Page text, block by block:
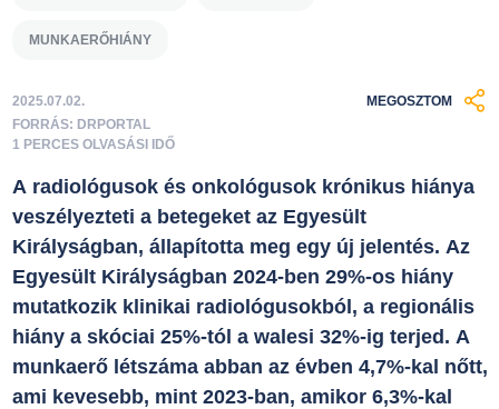
MUNKAERŐHIÁNY
2025.07.02.
FORRÁS: DRPORTAL
1 PERCES OLVASÁSI IDŐ
MEGOSZTOM
A radiológusok és onkológusok krónikus hiánya
veszélyezteti a betegeket az Egyesült
Királyságban, állapította meg egy új jelentés. Az
Egyesült Királyságban 2024-ben 29%-os hiány
mutatkozik klinikai radiológusokból, a regionális
hiány a skóciai 25%-tól a walesi 32%-ig terjed. A
munkaerő létszáma abban az évben 4,7%-kal nőtt,
ami kevesebb, mint 2023-ban, amikor 6,3%-kal